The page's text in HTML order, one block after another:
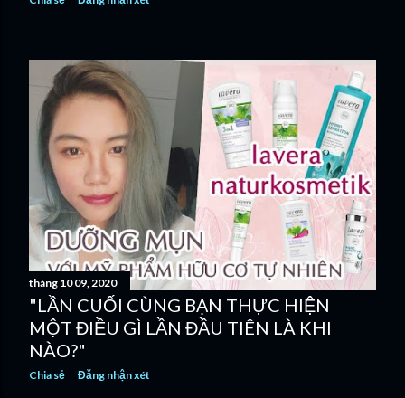
tháng 10 09, 2020
"LẦN CUỐI CÙNG BẠN THỰC HIỆN
MỘT ĐIỀU GÌ LẦN ĐẦU TIÊN LÀ KHI
NÀO?"
Chia sẻ Đăng nhận xét